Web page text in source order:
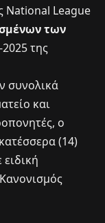
National League
των
της
συνολικά
και
ο
(14)